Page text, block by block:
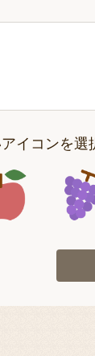
イコンを選
2 アイコン3